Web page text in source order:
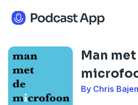
Man
By Chris